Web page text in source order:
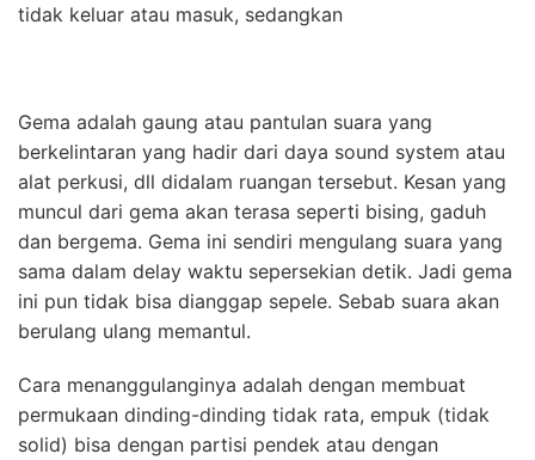
tidak keluar atau masuk, sedangkan
Gema adalah gaung atau pantulan suara yang
berkelintaran yang hadir dari daya sound system atau
alat perkusi, dll didalam ruangan tersebut. Kesan yang
muncul dari gema akan terasa seperti bising, gaduh
dan bergema. Gema ini sendiri mengulang suara yang
sama dalam delay waktu sepersekian detik. Jadi gema
ini pun tidak bisa dianggap sepele. Sebab suara akan
berulang ulang memantul.
Cara menanggulanginya adalah dengan membuat
permukaan dinding-dinding tidak rata, empuk (tidak
solid) bisa dengan partisi pendek atau dengan